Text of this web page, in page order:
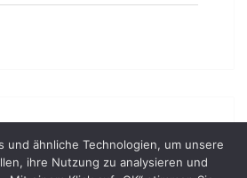
und ähnliche Technologien, um unsere
ihre Nutzung zu analysieren und